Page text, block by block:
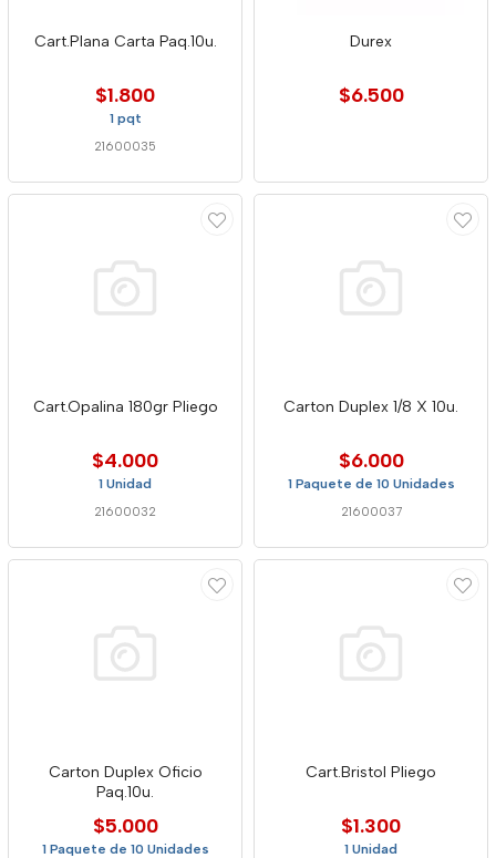
Cart.Plana Carta Paq.10u.
$1.800
1 pqt
21600035
Durex
$6.500
Cart.Opalina 180gr Pliego
$4.000
1 Unidad
21600032
Carton Duplex 1/8 X 10u.
$6.000
1 Paquete de 10 Unidades
21600037
Carton Duplex Oficio
Paq.10u.
$5.000
1 Paquete de 10 Unidades
Cart.Bristol Pliego
$1.300
1 Unidad